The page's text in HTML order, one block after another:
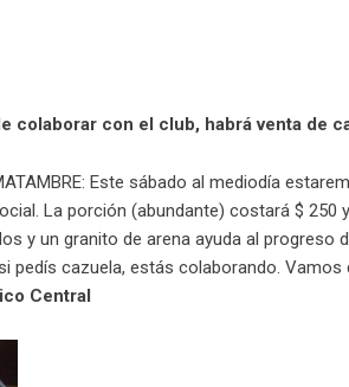
colaborar con el club, habrá venta de
Este sábado al mediodía
La porción (abundante) costará $
y un granito de arena ayuda al progreso
pedís cazuela, estás colaborando.
Central